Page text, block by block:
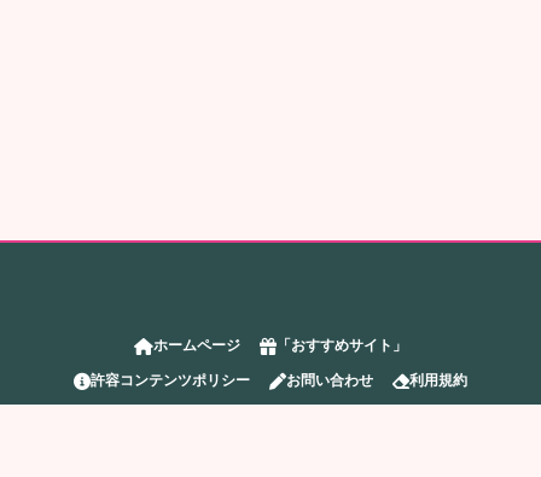
ホームページ 「おすすめサイト」
許容コンテンツポリシー お問い合わせ 利用規約